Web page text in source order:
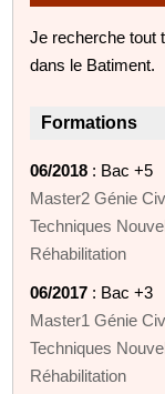
Je recherche tout
dans le Batiment.
Formations
06/2018 : Bac +5
Master2 Génie
Techniques
Réhabilitation
06/2017 : Bac +3
Master1 Génie
Techniques
Réhabilitation